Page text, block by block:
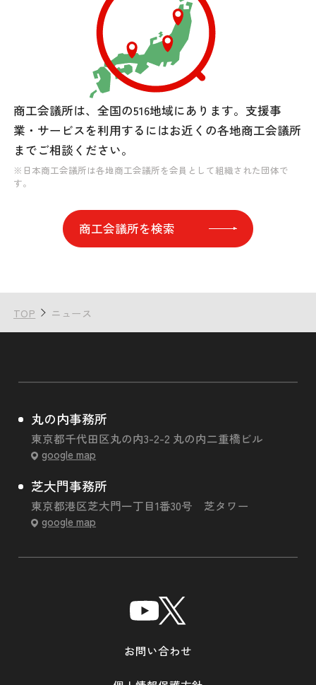
商工会議所は、全国の516地域にあります。 支援事
業・サービスを利用するにはお近くの各地商工会議所
までご相談ください。
※日本商工会議所は各地商工会議所を会員として組織された団体で
す。
商工会議所を検索
TOP ニュース
丸の内事務所
東京都千代田区丸の内3-2-2 丸の内二重橋ビル
google map
芝大門事務所
東京都港区芝大門一丁目1番30号 芝タワー
google map
お問い合わせ